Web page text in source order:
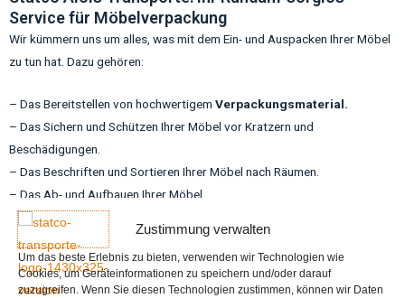
Zustimmung verwalten
Um das beste Erlebnis zu bieten, verwenden wir Technologien wie
Cookies, um Geräteinformationen zu speichern und/oder darauf
zuzugreifen. Wenn Sie diesen Technologien zustimmen, können wir Daten
Service für Möbelverpackung
Wir kümmern uns um alles, was mit dem Ein- und Auspacken Ihrer Möbel
zu tun hat. Dazu gehören:
– Das Bereitstellen von hochwertigem Verpackungsmaterial.
– Das Sichern und Schützen Ihrer Möbel vor Kratzern und
Beschädigungen.
– Das Beschriften und Sortieren Ihrer Möbel nach Räumen.
– Das Ab- und Aufbauen Ihrer Möbel.
– Das Ausrichten und Anschließen Ihrer Möbel.
Wir arbeiten mit einem qualifizierten und freundlichen Team, das Ihnen
schnell und zuverlässig hilft. Wir verfügen über moderne Fahrzeuge und
Geräte, die jeden Umzug zum Kinderspiel machen. Wir garantieren Ihnen